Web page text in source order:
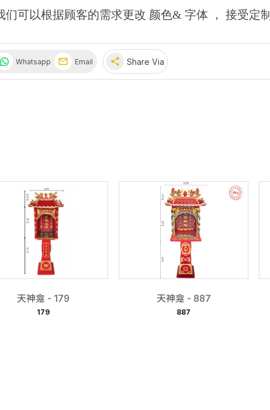
们可以根据顾客的需求更改 颜色& 字体 ， 接受定制
Whatsapp Email share Share Via
天神龛 - 179
179
天神龛 - 887
887